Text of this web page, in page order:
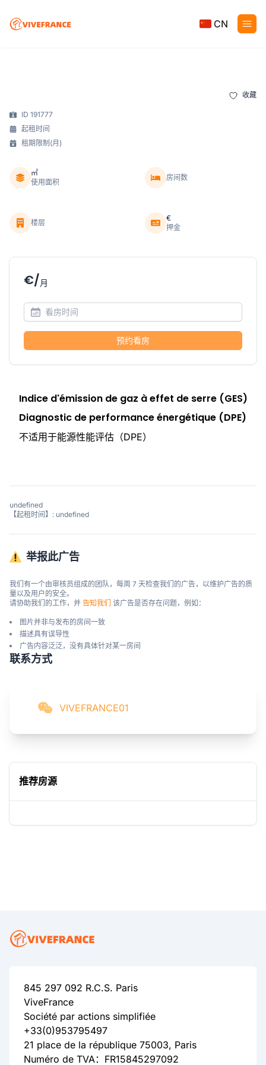
CN
收藏
ID 191777
起租时间
租期限制(月)
㎡
使用面积
房间数
楼层
€
押金
€/月
预约看房
Indice d'émission de gaz à effet de serre (GES)
Diagnostic de performance énergétique (DPE)
不适用于能源性能评估（DPE）
undefined
【起租时间】: undefined
举报此广告
我们有一个由审核员组成的团队，每周 7 天检查我们的广告，以维护广告的质
量以及用户的安全。
请协助我们的工作，并 告知我们 该广告是否存在问题，例如：
图片并非与发布的房间一致
描述具有误导性
广告内容泛泛，没有具体针对某一房间
联系方式
VIVEFRANCE01
推荐房源
845 297 092 R.C.S. Paris
ViveFrance
Société par actions simplifiée
+33(0)953795497
21 place de la république 75003, Paris
Numéro de TVA：FR15845297092